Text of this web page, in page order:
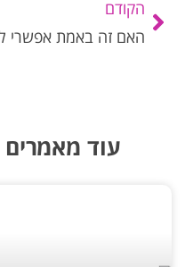
הקודם
עוד